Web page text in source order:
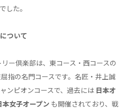
した。
について
ー倶楽部は、東コース・西コースの
指の名門コースです。名匠・井上誠
ンピオンコースで、過去には 日本オ
本女子オープン も開催されており、戦